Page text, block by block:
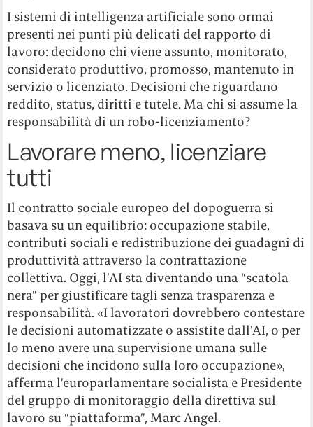
I sistemi di intelligenza artificiale sono ormai
presenti nei punti più delicati del rapporto di
lavoro: decidono chi viene assunto, monitorato,
considerato produttivo, promosso, mantenuto in
servizio o licenziato. Decisioni che riguardano
reddito, status, diritti e tutele. Ma chi si assume la
responsabilità di un robo-licenziamento?
Lavorare meno, licenziare
tutti
Il contratto sociale europeo del dopoguerra si
basava su un equilibrio: occupazione stabile,
contributi sociali e redistribuzione dei guadagni di
produttività attraverso la contrattazione
collettiva. Oggi, l’AI sta diventando una “scatola
nera” per giustificare tagli senza trasparenza e
responsabilità. «I lavoratori dovrebbero contestare
le decisioni automatizzate o assistite dall’AI, o per
lo meno avere una supervisione umana sulle
decisioni che incidono sulla loro occupazione»,
afferma l’europarlamentare socialista e Presidente
del gruppo di monitoraggio della direttiva sul
lavoro su “piattaforma”, Marc Angel.